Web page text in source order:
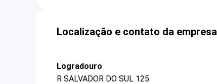
Localização e contato da empresa
Logradouro
R SALVADOR DO SUL 125